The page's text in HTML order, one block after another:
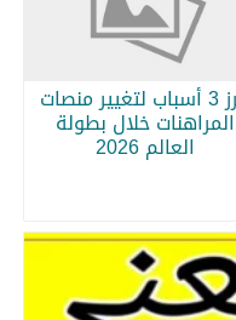
أبرز 3 أسباب لتغيير منصات
المراهنات خلال بطولة
العالم 2026